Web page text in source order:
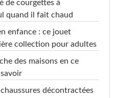
de courgettes à
quand il fait chaud
enfance : ce jouet
collection pour adultes
des maisons en ce
décontractées